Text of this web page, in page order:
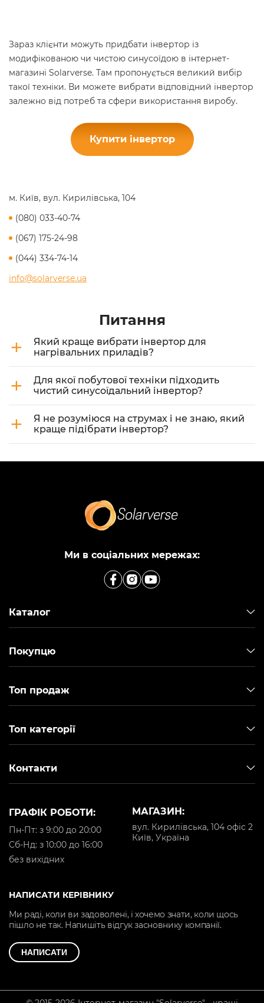
Зараз клієнти можуть придбати інвертор із
модифікованою чи чистою синусоїдою в інтернет-
магазині Solarverse. Там пропонується великий вибір
такої техніки. Ви можете вибрати відповідний інвертор
залежно від потреб та сфери використання виробу.
Купити інвертор
м. Київ, вул. Кирилівська, 104
(080) 033-40-74
(067) 175-24-98
(044) 334-74-14
info@solarverse.ua
Питання
+
Який краще вибрати інвертор для
нагрівальних приладів?
+
Для якої побутової техніки підходить
чистий синусоїдальний інвертор?
+
Я не розуміюся на струмах і не знаю, який
краще підібрати інвертор?
Ми в соціальних мережах:
Каталог
Покупцю
Топ продаж
Топ категорії
Контакти
МАГАЗИН:
вул. Кирилівська, 104 офіс 2
Київ, Україна
ГРАФІК РОБОТИ:
Пн-Пт: з 9:00 до 20:00
Cб-Нд: з 10:00 до 16:00
без вихідних
НАПИСАТИ КЕРІВНИКУ
Ми раді, коли ви задоволені, і хочемо знати, коли щось
пішло не так. Напишіть відгук засновнику компанії.
НАПИСАТИ